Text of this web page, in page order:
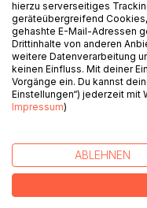
hierzu serverseitiges
geräteübergreifend
gehashte E-Mail-Adressen
Drittinhalte von anderen
weitere Datenverarbeitung
keinen Einfluss. Mit deiner
Vorgänge ein. Du kannst
Einstellungen“) jederzeit mit
Impressum)
ABLEHNEN